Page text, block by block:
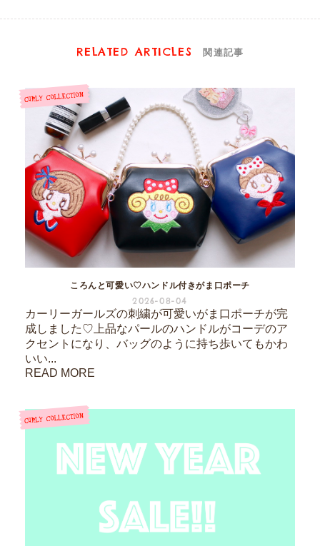
RELATED ARTICLES 関連記事
ころんと可愛い♡ハンドル付きがま口ポーチ
2026-08-04
カーリーガールズの刺繍が可愛いがま口ポーチが完
成しました♡上品なパールのハンドルがコーデのア
クセントになり、バッグのように持ち歩いてもかわ
いい...
READ MORE